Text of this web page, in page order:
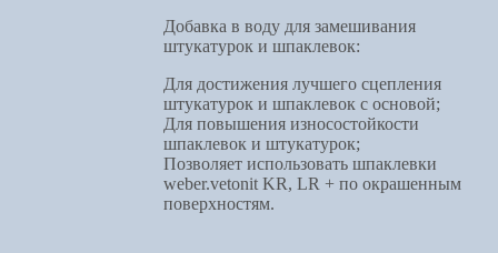
Добавка в воду для замешивания
штукатурок и шпаклевок:
Для достижения лучшего сцепления
штукатурок и шпаклевок с основой;
Для повышения износостойкости
шпаклевок и штукатурок;
Позволяет использовать шпаклевки
weber.vetonit KR, LR + по окрашенным
поверхностям.